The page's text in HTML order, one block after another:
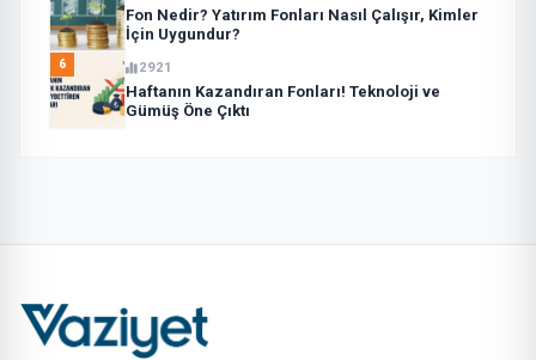
Fon Nedir? Yatırım Fonları Nasıl Çalışır, Kimler
İçin Uygundur?
6 2921
Haftanın Kazandıran Fonları! Teknoloji ve
Gümüş Öne Çıktı